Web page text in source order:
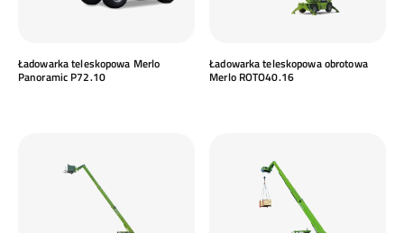
Ładowarka teleskopowa Merlo
Panoramic P72.10
Ładowarka teleskopowa obrotowa
Merlo ROTO40.16